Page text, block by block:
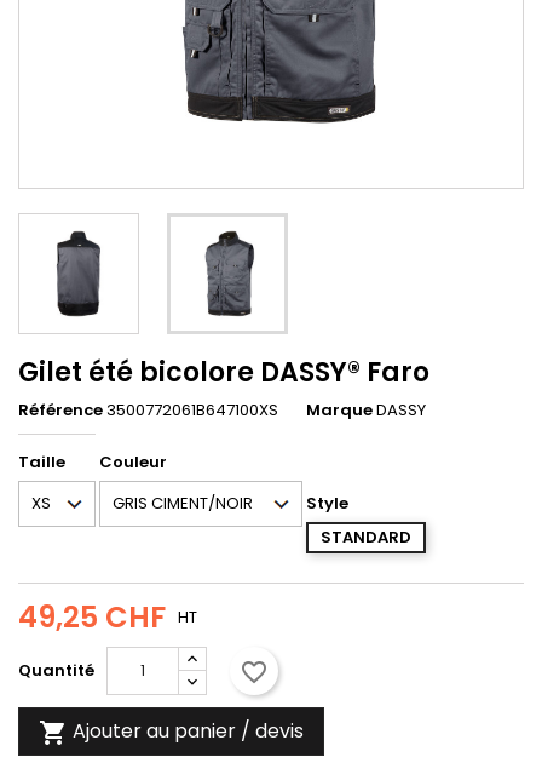
Gilet été bicolore DASSY® Faro
Référence3500772061B647100XS MarqueDASSY
Taille
Couleur
Style
STANDARD
49,25 CHF HT
Quantité favorite_border
 Ajouter au panier / devis